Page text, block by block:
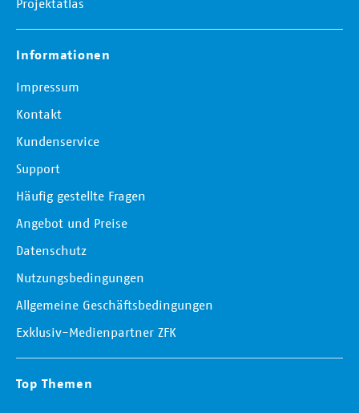
Informationen
Impressum
Kontakt
Kundenservice
Support
Häufig gestellte Fragen
Angebot und Preise
Datenschutz
Nutzungsbedingungen
Allgemeine Geschäftsbedingungen
Exklusiv-Medienpartner ZFK
Top Themen